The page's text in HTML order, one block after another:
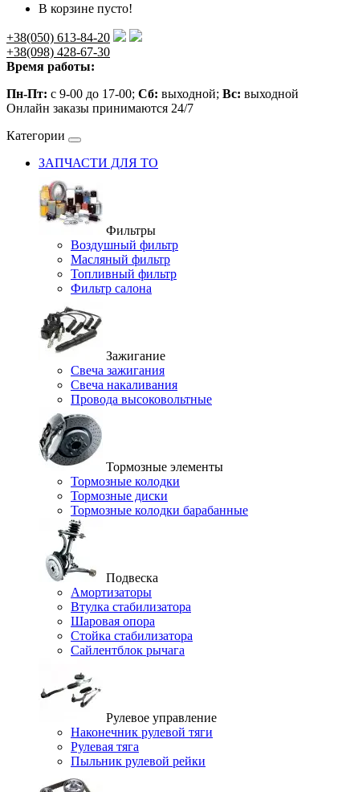
В корзине пусто!
+38(050) 613-84-20
+38(098) 428-67-30
Время работы:
Пн-Пт: с 9-00 до 17-00; Сб: выходной; Вс: выходной
Онлайн заказы принимаются 24/7
Категории
ЗАПЧАСТИ ДЛЯ ТО
Фильтры
Воздушный фильтр
Масляный фильтр
Топливный фильтр
Фильтр салона
Зажигание
Свеча зажигания
Свеча накаливания
Провода высоковольтные
Тормозные элементы
Тормозные колодки
Тормозные диски
Тормозные колодки барабанные
Подвеска
Амортизаторы
Втулка стабилизатора
Шаровая опора
Стойка стабилизатора
Сайлентблок рычага
Рулевое управление
Наконечник рулевой тяги
Рулевая тяга
Пыльник рулевой рейки